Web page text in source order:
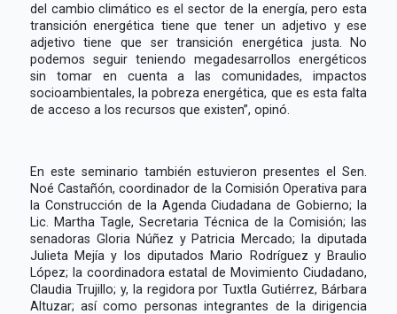
del cambio climático es el sector de la energía, pero esta
transición energética tiene que tener un adjetivo y ese
adjetivo tiene que ser transición energética justa. No
podemos seguir teniendo megadesarrollos energéticos
sin tomar en cuenta a las comunidades, impactos
socioambientales, la pobreza energética, que es esta falta
de acceso a los recursos que existen”, opinó.
En este seminario también estuvieron presentes el Sen.
Noé Castañón, coordinador de la Comisión Operativa para
la Construcción de la Agenda Ciudadana de Gobierno; la
Lic. Martha Tagle, Secretaria Técnica de la Comisión; las
senadoras Gloria Núñez y Patricia Mercado; la diputada
Julieta Mejía y los diputados Mario Rodríguez y Braulio
López; la coordinadora estatal de Movimiento Ciudadano,
Claudia Trujillo; y, la regidora por Tuxtla Gutiérrez, Bárbara
Altuzar; así como personas integrantes de la dirigencia